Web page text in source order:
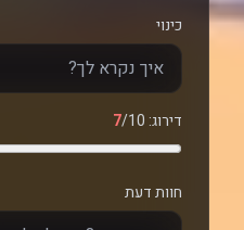
כינוי
דירוג: 7/10
חוות דעת